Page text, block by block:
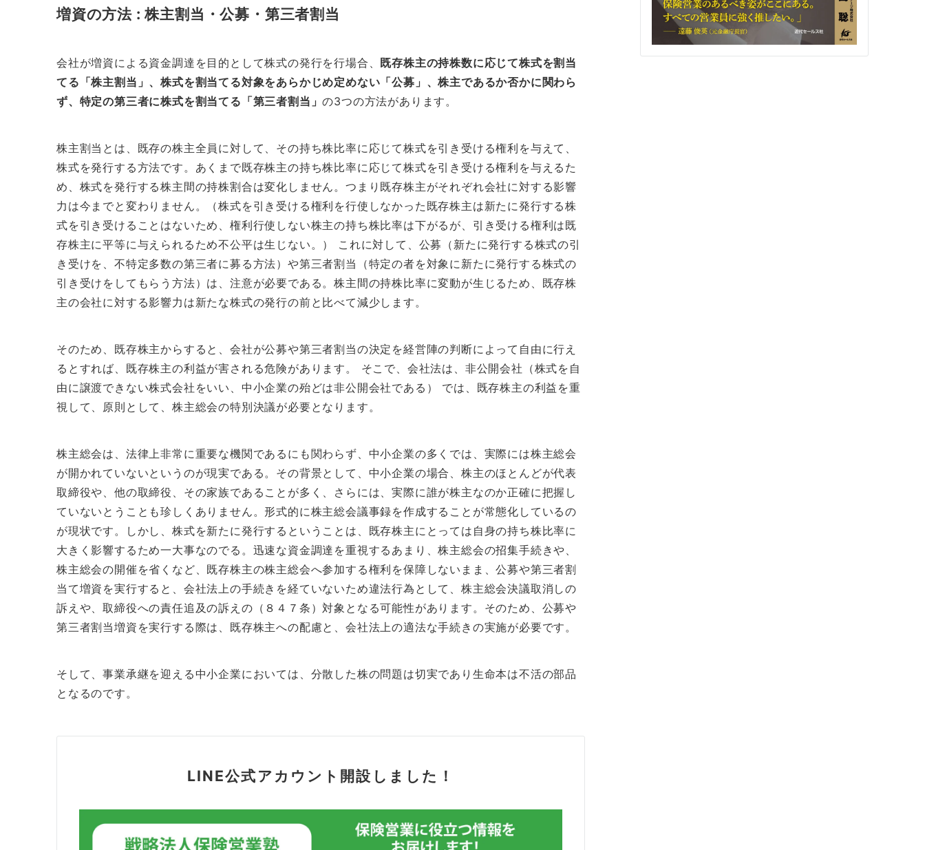
増資の方法 : 株主割当・公募・第三者割当
会社が増資による資金調達を目的として株式の発行を行場合、 既存株主の持株数に応じて株式を割当
てる「株主割当」 、株式を割当てる対象をあらかじめ定めない「公募」、株主であるか否かに関わら
ず、特定の第三者に株式を割当てる「第三者割当」の3つの方法があります。
株主割当とは、既存の株主全員に対して、その持ち株比率に応じて株式を引き受ける権利を与えて、
株式を発行する方法です。あくまで既存株主の持ち株比率に応じて株式を引き受ける権利を与えるた
め、株式を発行する株主間の持株割合は変化しません。つまり既存株主がそれぞれ会社に対する影響
力は今までと変わりません。（株式を引き受ける権利を行使しなかった既存株主は新たに発行する株
式を引き受けることはないため、権利行使しない株主の持ち株比率は下がるが、引き受ける権利は既
存株主に平等に与えられるため不公平は生じない。） これに対して、公募（新たに発行する株式の引
き受けを、不特定多数の第三者に募る方法）や第三者割当（特定の者を対象に新たに発行する株式の
引き受けをしてもらう方法）は、注意が必要である。株主間の持株比率に変動が生じるため、既存株
主の会社に対する影響力は新たな株式の発行の前と比べて減少します。
そのため、既存株主からすると、会社が公募や第三者割当の決定を経営陣の判断によって自由に行え
るとすれば、既存株主の利益が害される危険があります。 そこで、会社法は、非公開会社（株式を自
由に譲渡できない株式会社をいい、中小企業の殆どは非公開会社である） では、既存株主の利益を重
視して、原則として、株主総会の特別決議が必要となります。
株主総会は、法律上非常に重要な機関であるにも関わらず、中小企業の多くでは、実際には株主総会
が開かれていないというのが現実である。その背景として、中小企業の場合、株主のほとんどが代表
取締役や、他の取締役、その家族であることが多く、さらには、実際に誰が株主なのか正確に把握し
ていないとうことも珍しくありません。形式的に株主総会議事録を作成することが常態化しているの
が現状です。しかし、株式を新たに発行するということは、既存株主にとっては自身の持ち株比率に
大きく影響するため一大事なのでる。迅速な資金調達を重視するあまり、株主総会の招集手続きや、
株主総会の開催を省くなど、既存株主の株主総会へ参加する権利を保障しないまま、公募や第三者割
当て増資を実行すると、会社法上の手続きを経ていないため違法行為として、株主総会決議取消しの
訴えや、取締役への責任追及の訴えの（８４７条）対象となる可能性があります。そのため、公募や
第三者割当増資を実行する際は、既存株主への配慮と、会社法上の適法な手続きの実施が必要です。
そして、事業承継を迎える中小企業においては、分散した株の問題は切実であり生命本は不活の部品
となるのです。
LINE公式アカウント開設しました！